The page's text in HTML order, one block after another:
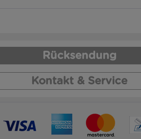
Rücksendung
Kontakt & Service